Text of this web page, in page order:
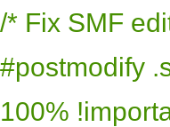
/* Fix SMF
#postmodify
100%